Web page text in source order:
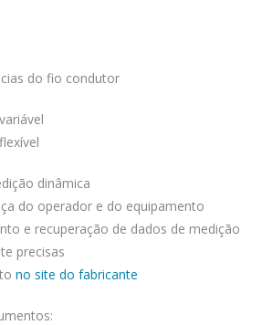
do fio condutor
dinâmica
do operador e do equipamento
e recuperação de dados de medição
precisas
no site do fabricante